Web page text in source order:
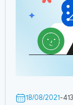
18/08/2021-